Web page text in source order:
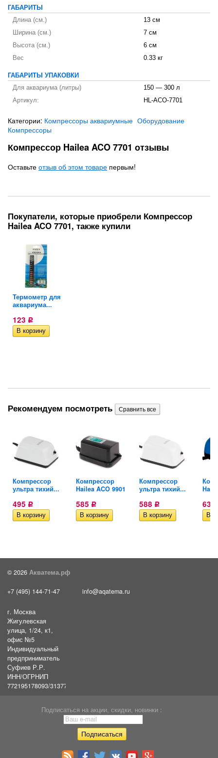
ГАБАРИТЫ
Длина (см.)
13 см
Ширина (см.)
7 см
Высота (см.)
6 см
Вес
0.33 кг
ГАБАРИТЫ УПАКОВКИ
Для аквариума (литры)
150 — 300 л
Артикул:
HL-ACO-7701
Категории: Компрессоры аквариумные Оборудование
Компрессоры
Компрессор Hailea ACO 7701 отзывы
Оставьте отзыв об этом товаре первым!
Покупатели, которые приобрели Компрессор
Hailea ACO 7701, также купили
Термометр для
аквариума...
123 Р
Рекомендуем посмотреть
Компрессор
ультра тихий...
495 Р
Компрессор
Hailea ACO 9901
585 Р
Компрессор
ультра тихий...
588 Р 631
© 2026 Акватема.рф
+7 (495) 144-71-47 info@aqatema.ru
г. Москва
Жигулевская
улица, 1/24, к1,
офис №5
Индивидуальный
предприниматель
Суфиев Р.Р.
ИНН/ОГРНИП
772195178093/31377461610054
Подписаться на акции, скидки, новинки :